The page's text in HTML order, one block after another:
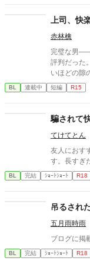
校で繰り広
上司、快
赤林檎
完璧な男――
評判だった
いほどの隙
も想像していなかった。 入社三
真面目だが
原は上司に
んな顔、部
情。 その弱
「強がらな
タイを掴む
って、ひと
原の視線の
ずっと榊だ
っと綺麗だ
ることで初
BL 連載中 短編 R15
騙されて
てけてとん
友人におす
す。長すぎ
BL 完結 ｼｮｰﾄｼｮｰﾄ R18
吊るされ
五月雨時雨
ブログに掲
BL 完結 ｼｮｰﾄｼｮｰﾄ R18